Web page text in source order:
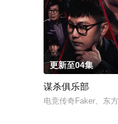
更新至04集
谋杀俱乐部
电竞传奇Faker、东